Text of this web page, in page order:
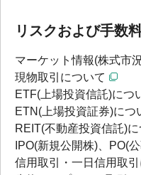
リスクおよび手数
マーケット情報(株式市
現物取引について
ETF(上場投資信託)につ
ETN(上場投資証券)につ
REIT(不動産投資信託)に
IPO(新規公開株)、PO(
信用取引・一日信用取